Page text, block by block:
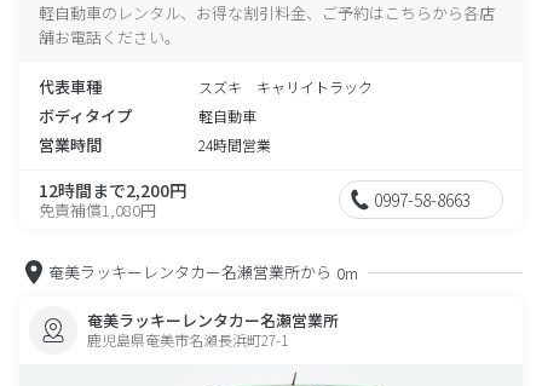
軽自動車のレンタル、お得な割引料金、ご予約はこちらから各店
舗お電話ください。
代表車種 スズキ キャリイトラック
ボディタイプ 軽自動車
営業時間 24時間営業
12時間まで2,200円
免責補償1,080円 0997-58-8663
奄美ラッキーレンタカー名瀬営業所から 0m
奄美ラッキーレンタカー名瀬営業所
鹿児島県奄美市名瀬長浜町27-1